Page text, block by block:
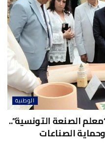
الوطنية
الصنعة التونسية”..
وحماية الصناعات